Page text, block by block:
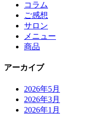
コラム
ご感想
サロン
メニュー
商品
アーカイブ
2026年5月
2026年3月
2026年1月